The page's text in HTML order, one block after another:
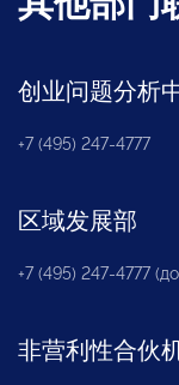
创业问题分析
+7 (495) 247-4777
区域发展部
+7 (495) 247-4777
非营利性合伙